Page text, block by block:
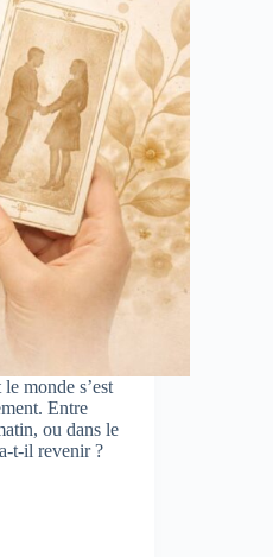
monde s’est
Entre
ou dans le
t-il revenir ?